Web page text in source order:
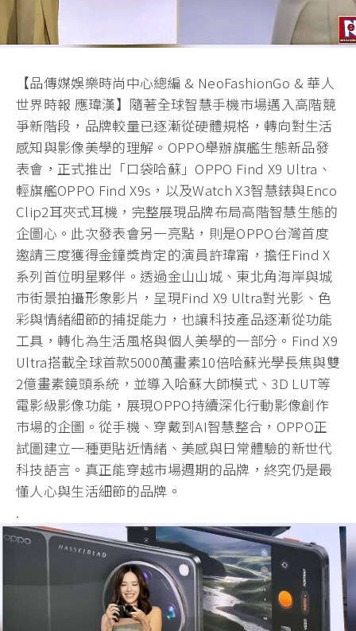
【品傳媒娛樂時尚中心總編 & NeoFashionGo & 華人
世界時報 應瑋漢】隨著全球智慧手機市場邁入高階競
爭新階段，品牌較量已逐漸從硬體規格，轉向對生活
感知與影像美學的理解。OPPO舉辦旗艦生態新品發
表會，正式推出「口袋哈蘇」OPPO Find X9 Ultra、
輕旗艦OPPO Find X9s，以及Watch X3智慧錶與Enco
Clip2耳夾式耳機，完整展現品牌布局高階智慧生態的
企圖心。此次發表會另一亮點，則是OPPO台灣首度
邀請三度獲得金鐘獎肯定的演員許瑋甯，擔任Find X
系列首位明星夥伴。透過金山山城、東北角海岸與城
市街景拍攝形象影片，呈現Find X9 Ultra對光影、色
彩與情緒細節的捕捉能力，也讓科技產品逐漸從功能
工具，轉化為生活風格與個人美學的一部分。Find X9
Ultra搭載全球首款5000萬畫素10倍哈蘇光學長焦與雙
2億畫素鏡頭系統，並導入哈蘇大師模式、3D LUT等
電影級影像功能，展現OPPO持續深化行動影像創作
市場的企圖。從手機、穿戴到AI智慧整合，OPPO正
試圖建立一種更貼近情緒、美感與日常體驗的新世代
科技語言。真正能穿越市場週期的品牌，終究仍是最
懂人心與生活細節的品牌。
.